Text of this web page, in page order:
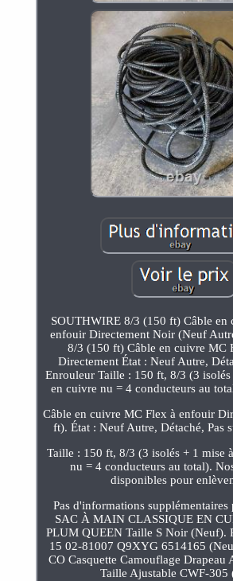
SOUTHWIRE 8/3 (150 ft) Câble en
enfouir Directement Noir (Neuf
8/3 (150 ft) Câble en cuivre MC
Directement État : Neuf Autre,
Enrouleur Taille : 150 ft, 8/3 (3 isolés
en cuivre nu = 4 conducteurs au
Câble en cuivre MC Flex à enfouir
ft). État : Neuf Autre, Détaché, Pas
Taille : 150 ft, 8/3 (3 isolés + 1 mise
nu = 4 conducteurs au total).
disponibles pour
Pas d'informations
SAC À MAIN CLASSIQUE EN
PLUM QUEEN Taille S Noir (Neuf).
15 02-81007 Q9XYG 6514165
CO Casquette Camouflage Drapeau
Taille Ajustable CWF-305